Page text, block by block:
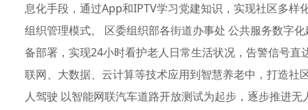
息化手段，通过App和IPTV学习党建知识，实现社区多
组织管理模式。 区委组织部各街道办事处 公共服务数字
备部署，实现24小时看护老人日常生活状况，告警信号
联网、大数据、云计算等技术应用到智慧养老中，打造
人驾驶 以智能网联汽车道路开放测试为起步，逐步推进